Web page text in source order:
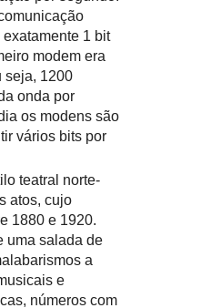
1 bit
modem era
seja, 1200
onda por
os modens são
vários bits por
teatral norte-
atos, cujo
1880 e 1920.
uma salada de
a
e
números com